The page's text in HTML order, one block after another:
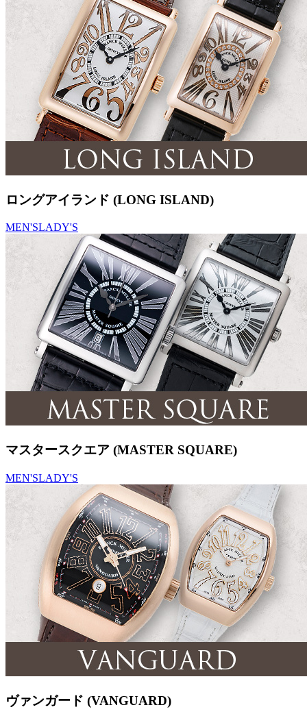
ロングアイランド (LONG ISLAND)
MEN'SLADY'S
マスタースクエア (MASTER SQUARE)
MEN'SLADY'S
ヴァンガード (VANGUARD)